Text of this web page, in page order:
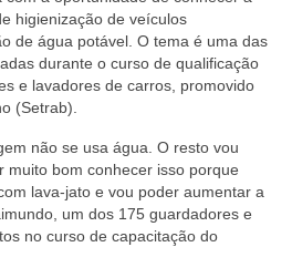
higienização de veículos
de água potável. O tema é uma das
durante o curso de qualificação
e lavadores de carros, promovido
(Setrab).
não se usa água. O resto vou
muito bom conhecer isso porque
lava-jato e vou poder aumentar a
um dos 175 guardadores e
no curso de capacitação do